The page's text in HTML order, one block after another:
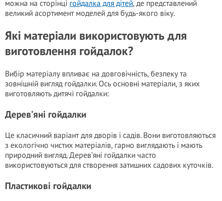
можна на сторінці гойдалка для дітей, де представлений
великий асортимент моделей для будь-якого віку.
Які матеріали використовують для
виготовлення гойдалок?
Вибір матеріалу впливає на довговічність, безпеку та
зовнішній вигляд гойдалки. Ось основні матеріали, з яких
виготовляють дитячі гойдалки:
Дерев’яні гойдалки
Це класичний варіант для дворів і садів. Вони виготовляються
з екологічно чистих матеріалів, гарно виглядають і мають
природний вигляд. Дерев’яні гойдалки часто
використовуються для створення затишних садових куточків.
Пластикові гойдалки